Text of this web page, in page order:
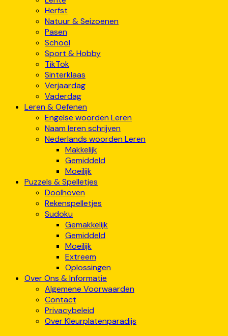
Herfst
Natuur & Seizoenen
Pasen
School
Sport & Hobby
TikTok
Sinterklaas
Verjaardag
Vaderdag
Leren & Oefenen
Engelse woorden Leren
Naam leren schrijven
Nederlands woorden Leren
Makkelijk
Gemiddeld
Moeilijk
Puzzels & Spelletjes
Doolhoven
Rekenspelletjes
Sudoku
Gemakkelijk
Gemiddeld
Moeilijk
Extreem
Oplossingen
Over Ons & Informatie
Algemene Voorwaarden
Contact
Privacybeleid
Over Kleurplatenparadijs